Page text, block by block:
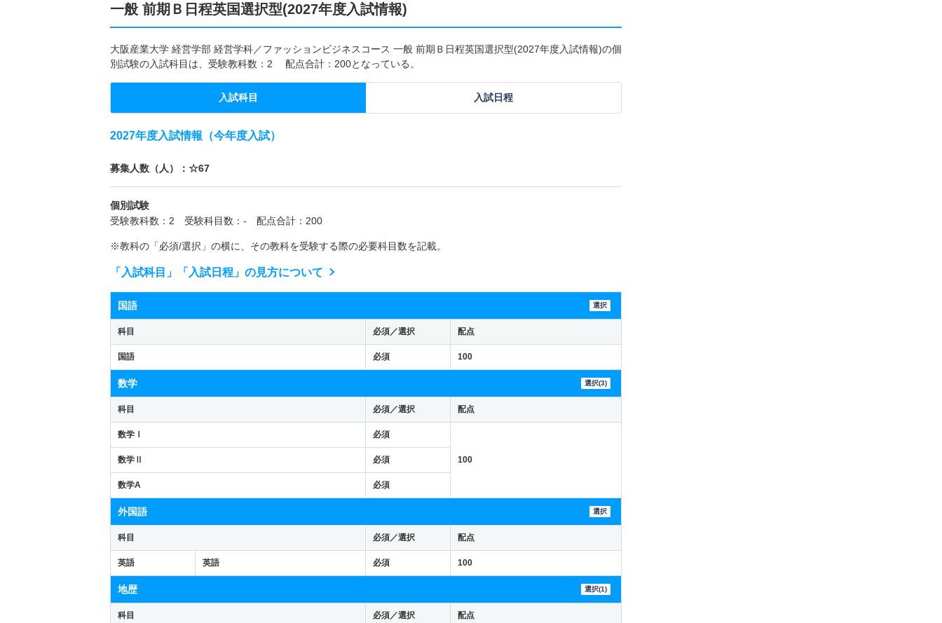
一般 前期Ｂ日程英国選択型(2027年度入試情報)
大阪産業大学 経営学部 経営学科／ファッションビジネスコース 一般 前期Ｂ日程英国選択型(2027年度入試情報)の個
別試験の入試科目は、受験教科数：2 配点合計：200となっている。
入試科目 入試日程
2027年度入試情報（今年度入試）
募集人数（人）：☆67
個別試験
受験教科数：2 受験科目数：- 配点合計：200
※教科の「必須/選択」の横に、その教科を受験する際の必要科目数を記載。
「入試科目」「入試日程」の見方について
国語 選択
科目 必須／選択 配点
国語 必須 100
数学 選択(3)
科目 必須／選択 配点
数学Ⅰ 必須
100
数学Ⅱ 必須
数学A 必須
外国語 選択
科目 必須／選択 配点
英語 英語 必須 100
地歴 選択(1)
科目 必須／選択 配点